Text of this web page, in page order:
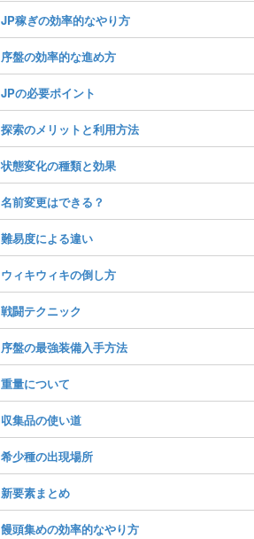
JP稼ぎの効率的なやり方
序盤の効率的な進め方
JPの必要ポイント
探索のメリットと利用方法
状態変化の種類と効果
名前変更はできる？
難易度による違い
ウィキウィキの倒し方
戦闘テクニック
序盤の最強装備入手方法
重量について
収集品の使い道
希少種の出現場所
新要素まとめ
饅頭集めの効率的なやり方